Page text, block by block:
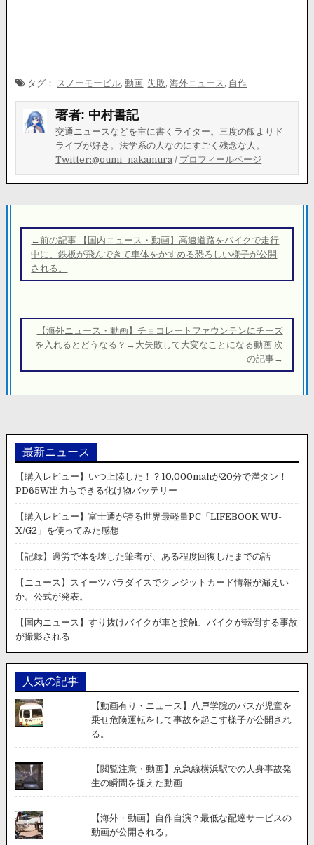
タグ： スノーモービル,動画, 失敗,海外ニュース , 自作
著者: 中村書記
交通ニュースなどを主に書くライター。三度の飯よりド
ライブが好き。法学系の人なのにすごく残念な人。
Twitter:@oumi_nakamura / プロフィールページ
稿
ナ
ビ
ー
シ
ョ
ン
←前の記事 【国内ニュース・動画】高速道路をバイクで走行
中に、鉄板が飛んできて車体をかすめる恐ろしい様子が公開
される。
【海外ニュース・動画】チョコレートファウンテンにチーズ
を入れるとどうなる？→大失敗して大変なことになる動画 次
の記事→
最新ニュース
【購入レビュー】いつ上陸した！？10,000mahが20分で満タン！
PD65W出力もできる化け物バッテリー
【購入レビュー】富士通が誇る世界最軽量PC「LIFEBOOK WU-
X/G2」を使ってみた感想
【記録】過労で体を壊した筆者が、ある程度回復したまでの話
【ニュース】スイーツパラダイスでクレジットカード情報が漏えい
か。公式が発表。
【国内ニュース】すり抜けバイクが車と接触、バイクが転倒する事故
が撮影される
人気の記事
【動画有り・ニュース】八戸学院のバスが児童を
乗せ危険運転をして事故を起こす様子が公開され
る。
【閲覧注意・動画】京急線横浜駅での人身事故発
生の瞬間を捉えた動画
【海外・動画】自作自演？最低な配達サービスの
動画が公開される。